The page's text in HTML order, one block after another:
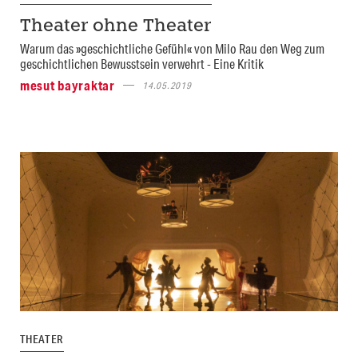
Theater ohne Theater
Warum das »geschichtliche Gefühl« von Milo Rau den Weg zum
geschichtlichen Bewusstsein verwehrt - Eine Kritik
mesut bayraktar
14.05.2019
THEATER